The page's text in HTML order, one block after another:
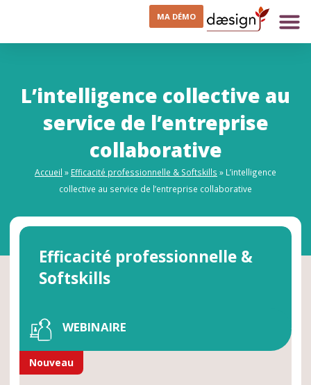
MA DÉMO
L’intelligence collective au
service de l’entreprise
collaborative
Accueil » Efficacité professionnelle & Softskills » L’intelligence
collective au service de l’entreprise collaborative
Efficacité professionnelle &
Softskills
WEBINAIRE
Nouveau